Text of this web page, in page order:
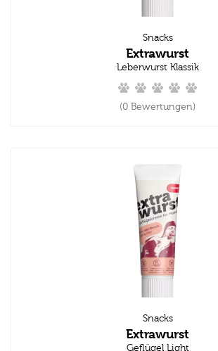
Snacks
Extrawurst
Leberwurst Klassik
(0 Bewertungen)
Snacks
Extrawurst
Geflügel Light